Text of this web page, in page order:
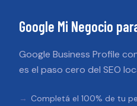
Google Mi Negocio
Google Business Profile
es el paso cero del SEO
Completá el 100% de tu